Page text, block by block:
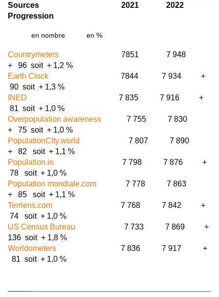
Sources 2021
2022
Progression
en nombre en %
Countrymeters 7851
7 948
+ 96 soit + 1,2 %
Earth Clock 7844 7 934 +
90 soit + 1,3 %
INED 7 835 7 916 +
81 soit + 1,0 %
Overpopulation awareness 7 755 7 830
+ 75 soit + 1,0 %
PopulationCity.world
7 807 7 890
+ 82 soit + 1,1 %
Population.io 7 798 7 876 +
78 soit + 1,0 %
Population mondiale.com 7 778 7 863
+ 85 soit + 1,1 %
Terriens.com 7 768 7 842 +
74 soit + 1,0 %
US Census Bureau 7 733 7 869 +
136 soit + 1,8 %
Worldometers 7 836 7 917 +
81 soit + 1,0 %